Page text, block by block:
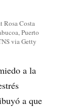
Rosa Costa
Puerto
via Getty
a la
a que